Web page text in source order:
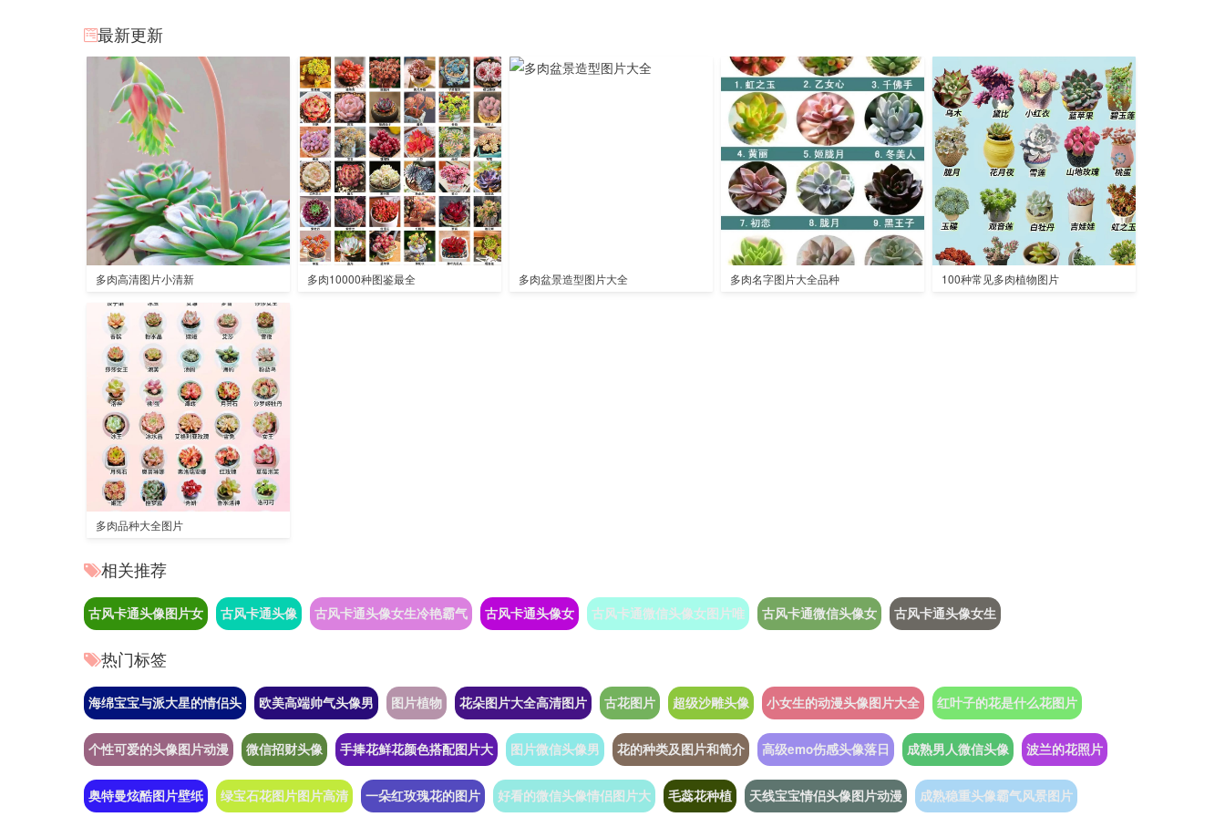
最新更新
多肉高清图片小清新 多肉10000种图鉴最全 多肉盆景造型图片大全 多肉名字图片大全品种 100种常见多肉植物图片
多肉品种大全图片
相关推荐
古风卡通头像图片女 古风卡通头像 古风卡通头像女生冷艳霸气 古风卡通头像女 古风卡通微信头像女图片唯 古风卡通微信头像女 古风卡通头像女生
热门标签
海绵宝宝与派大星的情侣头 欧美高端帅气头像男 图片植物 花朵图片大全高清图片 古花图片 超级沙雕头像 小女生的动漫头像图片大全 红叶子的花是什么花图片
个性可爱的头像图片动漫 微信招财头像 手捧花鲜花颜色搭配图片大 图片微信头像男 花的种类及图片和简介 高级emo伤感头像落日 成熟男人微信头像 波兰的花照片
奥特曼炫酷图片壁纸 绿宝石花图片图片高清 一朵红玫瑰花的图片 好看的微信头像情侣图片大 毛蕊花种植 天线宝宝情侣头像图片动漫 成熟稳重头像霸气风景图片